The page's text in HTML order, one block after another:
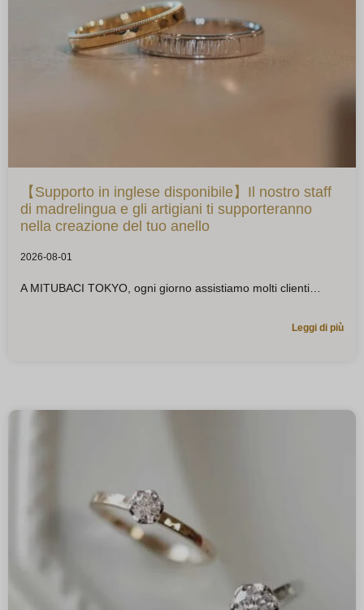
【Supporto in inglese disponibile】Il nostro staff
di madrelingua e gli artigiani ti supporteranno
nella creazione del tuo anello
2026-08-01
A MITUBACI TOKYO, ogni giorno assistiamo molti clienti
Leggi di più